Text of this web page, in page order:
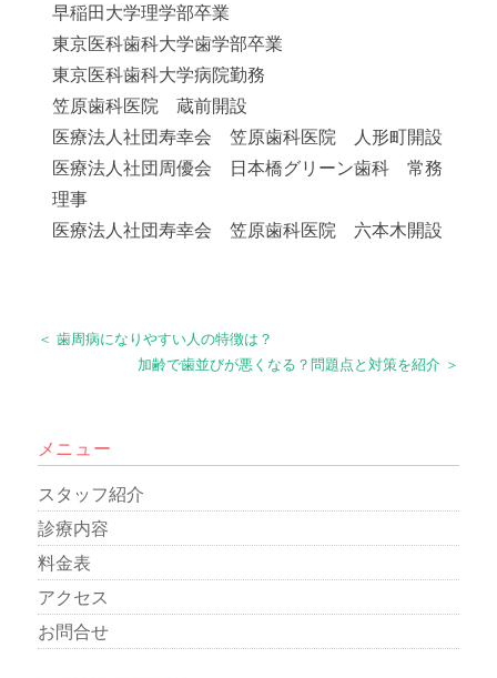
早稲田大学理学部卒業
東京医科歯科大学歯学部卒業
東京医科歯科大学病院勤務
笠原歯科医院 蔵前開設
医療法人社団寿幸会 笠原歯科医院 人形町開設
医療法人社団周優会 日本橋グリーン歯科 常務
理事
医療法人社団寿幸会 笠原歯科医院 六本木開設
＜ 歯周病になりやすい人の特徴は？
加齢で歯並びが悪くなる？問題点と対策を紹介 ＞
メニュー
スタッフ紹介
診療内容
料金表
アクセス
お問合せ